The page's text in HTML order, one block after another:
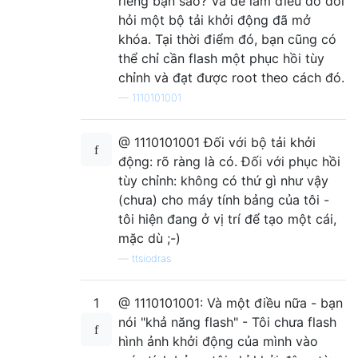
hỏi một bộ tải khởi động đã mở
khóa. Tại thời điểm đó, bạn cũng có
thể chỉ cần flash một phục hồi tùy
chỉnh và đạt được root theo cách đó.
— 1110101001
@ 1110101001 Đối với bộ tải khởi
động: rõ ràng là có. Đối với phục hồi
tùy chỉnh: không có thứ gì như vậy
(chưa) cho máy tính bảng của tôi -
tôi hiện đang ở vị trí để tạo một cái,
mặc dù ;-)
ttsiodras
1
@ 1110101001: Và một điều nữa - bạn
nói "khả năng flash" - Tôi chưa flash
hình ảnh khởi động của mình vào